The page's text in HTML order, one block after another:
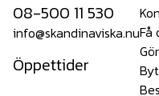
08-500 11 530
info@skandinaviska.nu
Öppettider
Få